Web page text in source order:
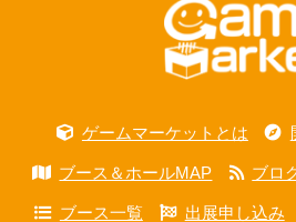
ゲームマーケットとは
ブース＆ホールMAP ブロ
ブース一覧 出展申し込み